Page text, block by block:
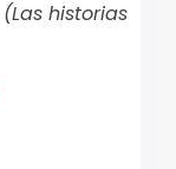
historias